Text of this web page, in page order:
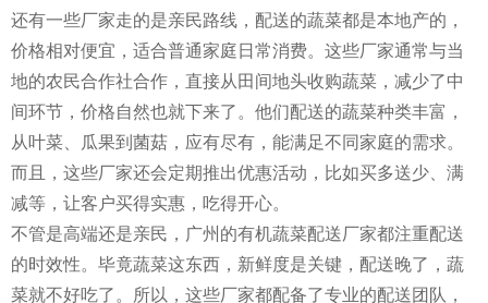
还有一些厂家走的是亲民路线，配送的蔬菜都是本地产的，
价格相对便宜，适合普通家庭日常消费。这些厂家通常与当
地的农民合作社合作，直接从田间地头收购蔬菜，减少了中
间环节，价格自然也就下来了。他们配送的蔬菜种类丰富，
从叶菜、瓜果到菌菇，应有尽有，能满足不同家庭的需求。
而且，这些厂家还会定期推出优惠活动，比如买多送少、满
减等，让客户买得实惠，吃得开心。
不管是高端还是亲民，广州的有机蔬菜配送厂家都注重配送
的时效性。毕竟蔬菜这东西，新鲜度是关键，配送晚了，蔬
菜就不好吃了。所以，这些厂家都配备了专业的配送团队，